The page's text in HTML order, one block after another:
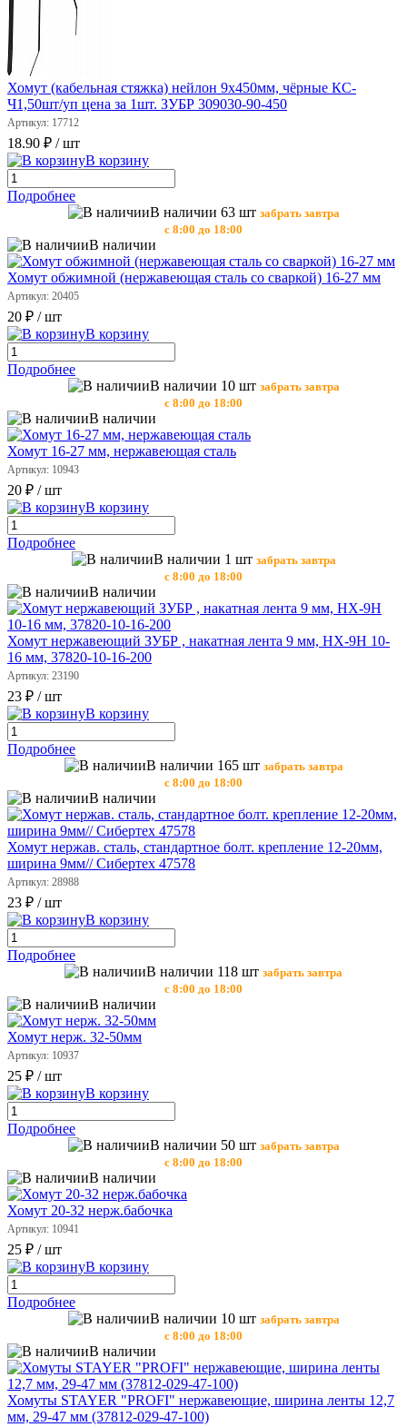
Хомут (кабельная стяжка) нейлон 9х450мм, чёрные КС-
Ч1,50шт/уп цена за 1шт. ЗУБР 309030-90-450
Артикул: 17712
18.90 ₽ / шт
В корзину
Подробнее
В наличии 63 шт забрать завтра
с 8:00 до 18:00
В наличии
Хомут обжимной (нержавеющая сталь со сваркой) 16-27 мм
Артикул: 20405
20 ₽ / шт
В корзину
Подробнее
В наличии 10 шт забрать завтра
с 8:00 до 18:00
В наличии
Хомут 16-27 мм, нержавеющая сталь
Артикул: 10943
20 ₽ / шт
В корзину
Подробнее
В наличии 1 шт забрать завтра
с 8:00 до 18:00
В наличии
Хомут нержавеющий ЗУБР , накатная лента 9 мм, HX-9H 10-
16 мм, 37820-10-16-200
Артикул: 23190
23 ₽ / шт
В корзину
Подробнее
В наличии 165 шт забрать завтра
с 8:00 до 18:00
В наличии
Хомут нержав. сталь, стандартное болт. крепление 12-20мм,
ширина 9мм// Сибертех 47578
Артикул: 28988
23 ₽ / шт
В корзину
Подробнее
В наличии 118 шт забрать завтра
с 8:00 до 18:00
В наличии
Хомут нерж. 32-50мм
Артикул: 10937
25 ₽ / шт
В корзину
Подробнее
В наличии 50 шт забрать завтра
с 8:00 до 18:00
В наличии
Хомут 20-32 нерж.бабочка
Артикул: 10941
25 ₽ / шт
В корзину
Подробнее
В наличии 10 шт забрать завтра
с 8:00 до 18:00
В наличии
Хомуты STAYER "PROFI" нержавеющие, ширина ленты 12,7
мм, 29-47 мм (37812-029-47-100)